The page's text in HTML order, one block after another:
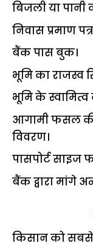
बिजली या पानी
निवास प्रमाण
बैंक पास बुक।
भूमि का राजस्व
भूमि के स्वामित्व
आगामी फसल
विवरण।
पासपोर्ट साइज
बैंक द्वारा मांगे
किसान को